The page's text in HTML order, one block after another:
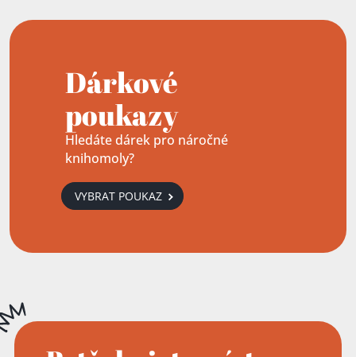
Dárkové
poukazy
Hledáte dárek pro náročné
knihomoly?
VYBRAT POUKAZ